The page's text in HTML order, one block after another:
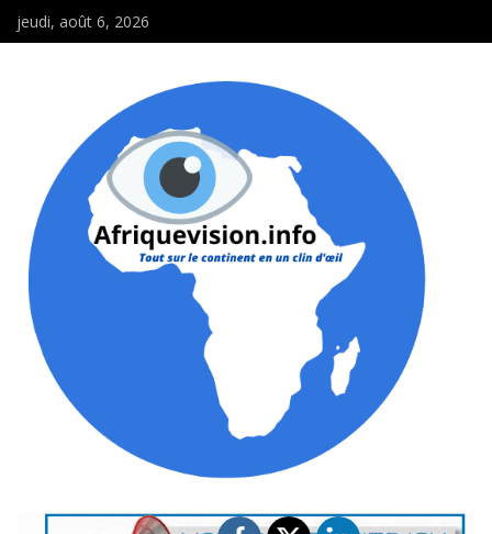
jeudi, août 6, 2026